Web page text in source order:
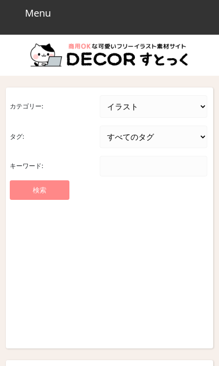
Menu
カテゴリー:
タグ:
キーワード: